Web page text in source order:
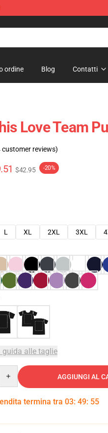
ordine Blog Contatti
Love Team
customer reviews)
$42.95 -20%
L XL 2XL 3XL
guida alle taglie
AGGIUNGI AL
termina tra 03: 49: 54